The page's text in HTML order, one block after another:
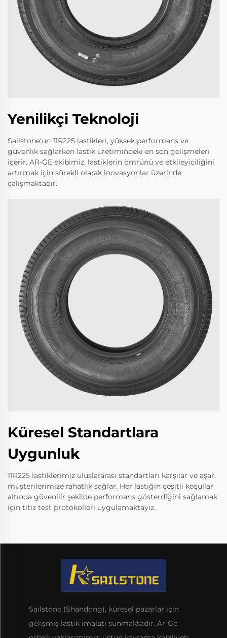
Yenilikçi Teknoloji
Sailstone'un 11R225 lastikleri, yüksek performans ve
güvenlik sağlarken lastik üretimindeki en son gelişmeleri
içerir. AR-GE ekibimiz, lastiklerin ömrünü ve etkileyiciliğini
artırmak için sürekli olarak inovasyonlar üzerinde
çalışmaktadır.
Küresel Standartlara
Uygunluk
11R225 lastiklerimiz uluslararası standartları karşılar ve aşar,
müşterilerimize rahatlık sağlar. Her lastiğin çeşitli koşullar
altında güvenilir şekilde performans gösterdiğini sağlamak
için titiz test protokolleri uygulamaktayız.
Sailstone (Shandong), küresel pazarlar için
gelişmiş lastik imalatı sunmaktadır. Ar-Ge